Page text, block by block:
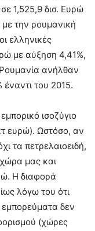
1,525,9 δισ. Ευρώ
την ρουμανική
ελληνικές
με αύξηση 4,41%,
ανήλθαν
του 2015.
ισοζύγιο
ευρώ). Ωστόσο, αν
τα πετρελαιοειδή,
χώρα μας και
Η διαφορά
λόγω του ότι
δεν
(χώρες